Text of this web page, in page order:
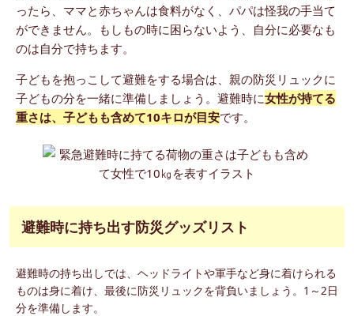
ったら、ママと赤ちゃんは食料がなく、パパは怪我の手当て
ができません。もしもの時に困らないよう、自分に必要なも
のは自分で持ちます。
子どもを抱っこして避難をする場合は、親の防災リュックに
子どもの分を一緒に準備しましょう。避難時に女性が持てる
重さは、子どもも含めて10キロが目安です。
避難時に持ち出す防災グッズリスト
避難時の持ち出しでは、ヘッドライトや軍手など身に着けられる
ものは身に着け、最後に防災リュックを背負いましょう。1～2日
分を準備します。